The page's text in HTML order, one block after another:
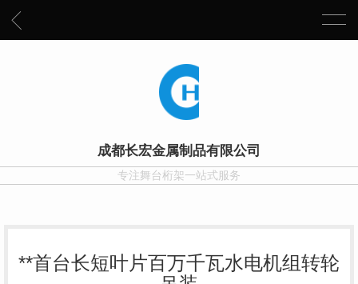
成都长宏金属制品有限公司
专注舞台桁架一站式服务
**首台长短叶片百万千瓦水电机组转轮